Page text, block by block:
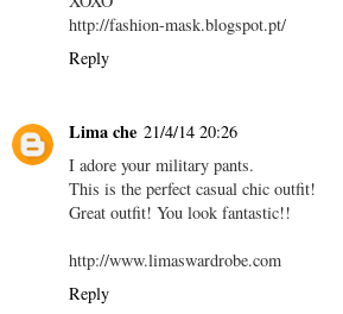
http://fashion-mask.blogspot.pt/
Reply
Lima che 21/4/14 20:26
I adore your military pants.
This is the perfect casual chic outfit!
Great outfit! You look fantastic!!
http://www.limaswardrobe.com
Reply